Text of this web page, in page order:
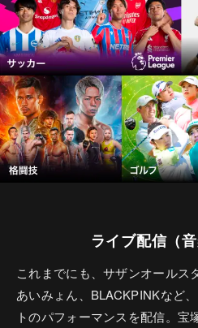
ライブ配信（音
これまでにも、サザンオールス
あいみょん、BLACKPINKなど
トのパフォーマンスを配信。宝